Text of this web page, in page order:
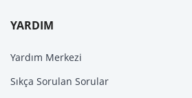
YARDIM
Yardım Merkezi
Sıkça Sorulan Sorular